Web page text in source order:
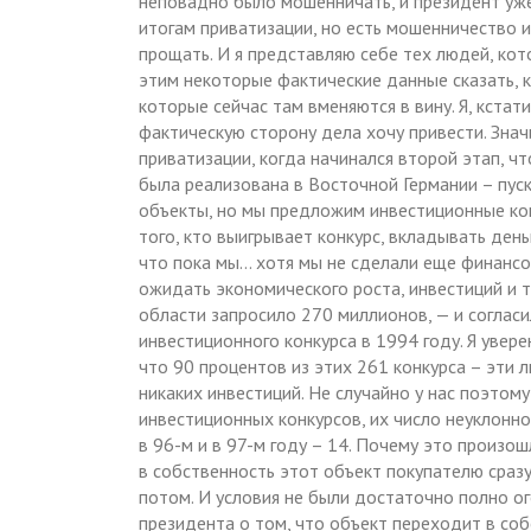
итогам приватизации, но есть
прощать. И я представляю себе тех людей,
этим некоторые фактические данные
которые сейчас там вменяются в вину. Я,
фактическую сторону дела хочу привести.
приватизации, когда начинался второй этап,
была реализована в Восточной Германии –
объекты, но мы предложим инвестиционные
того, кто выигрывает конкурс, вкладывать
что пока мы… хотя мы не сделали еще
ожидать экономического роста, инвестиций
области запросило 270 миллионов, — и
инвестиционного конкурса в 1994 году. Я
что 90 процентов из этих 261 конкурса – эти
никаких инвестиций. Не случайно у нас
инвестиционных конкурсов, их число
в 96-м и в 97-м году – 14. Почему это
в собственность этот объект покупателю
потом. И условия не были достаточно полно
президента о том, что объект переходит в